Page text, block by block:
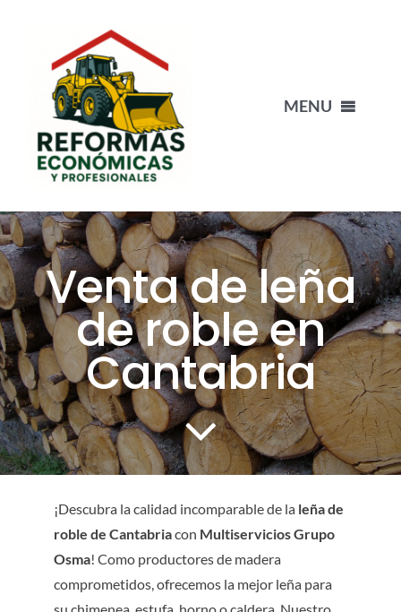
contenido
MENU
NUESTRO EQUIPO
PORTFOLIO
BLOG
CONTACTO
SERVICIOS
Venta de leña
de roble en
Cantabria
¡Descubra la calidad incomparable de la leña de
roble de Cantabriacon Multiservicios Grupo
Osma! Como productores de madera
comprometidos, ofrecemos la mejor leña para
su chimenea, estufa, horno o caldera. Nuestro